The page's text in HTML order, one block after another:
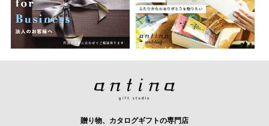
贈り物、カタログギフトの専門店